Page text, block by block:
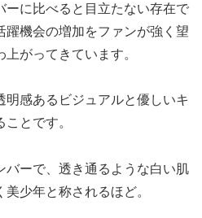
ーに比べると目立たない存在で
躍機会の増加をファンが強く望
がってきています​。
感あるビジュアルと優しいキ
とです。
バーで、透き通るような白い肌
少年と称されるほど​。